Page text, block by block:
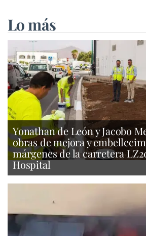
Lo más
Yonathan de León y Jacobo
obras de mejora y
márgenes de la carretera
Hospital